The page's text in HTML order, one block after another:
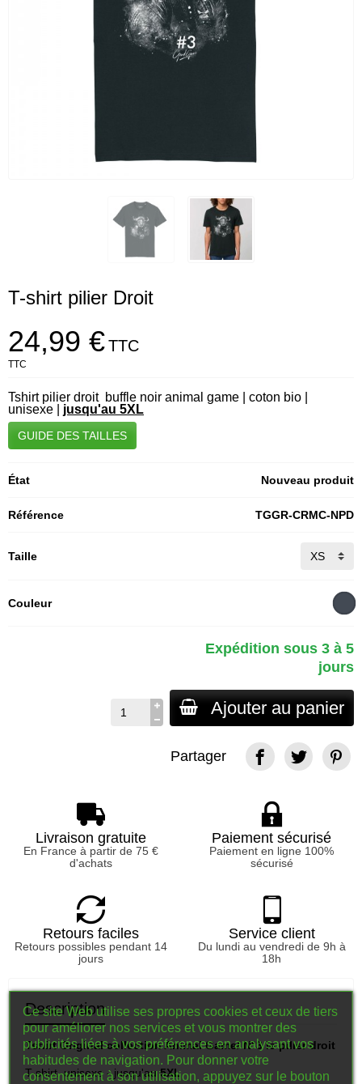
T-shirt pilier Droit
24,99 €TTC
TTC
Tshirt pilier droit buffle noir animal game | coton bio |
unisexe | jusqu'au 5XL
GUIDE DES TAILLES
État Nouveau produit
Référence TGGR-CRMC-NPD
Taille
Couleur
Expédition sous 3 à 5
jours
Ajouter au panier
Partager
Livraison gratuite
En France à partir de 75 €
d'achats
Paiement sécurisé
Paiement en ligne 100%
sécurisé
Retours faciles
Retours possibles pendant 14
jours
Service client
Du lundi au vendredi de 9h à
18h
Description
Tshirt Original collection Animal Game/ N°3 le pilier droit
T-shirt unisexe - jusqu'au5XL
Ce site Web utilise ses propres cookies et ceux de tiers
pour améliorer nos services et vous montrer des
publicités liées à vos préférences en analysant vos
habitudes de navigation. Pour donner votre
consentement à son utilisation, appuyez sur le bouton